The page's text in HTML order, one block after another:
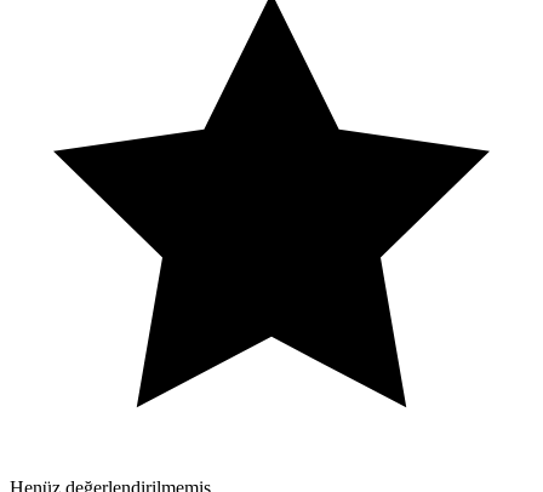
Henüz değerlendirilmemiş